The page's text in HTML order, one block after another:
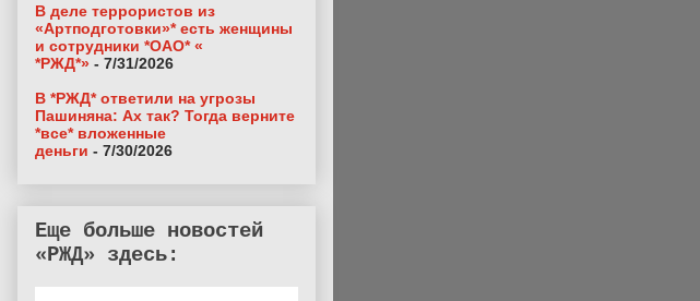
В деле террористов из
«Артподготовки»* есть женщины
и сотрудники *ОАО* «
*РЖД*» - 7/31/2026
В *РЖД* ответили на угрозы
Пашиняна: Ах так? Тогда верните
*все* вложенные
деньги - 7/30/2026
Еще больше новостей
«РЖД» здесь: